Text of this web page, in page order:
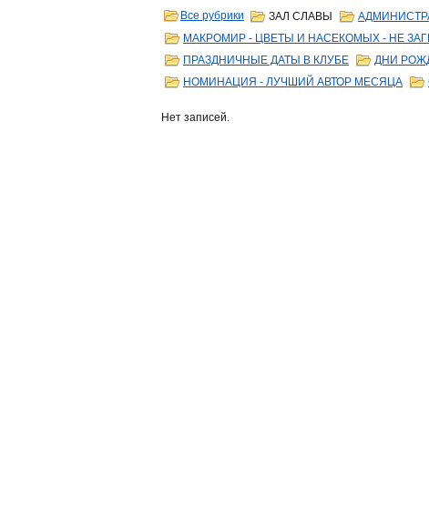
Все рубрики
ЗАЛ СЛАВЫ
МАКРОМИР - ЦВЕТЫ И НАСЕКОМЫХ - НЕ
ПРАЗДНИЧНЫЕ ДАТЫ В КЛУБЕ
ДНИ
НОМИНАЦИЯ - ЛУЧШИЙ АВТОР МЕСЯЦА
Нет записей.